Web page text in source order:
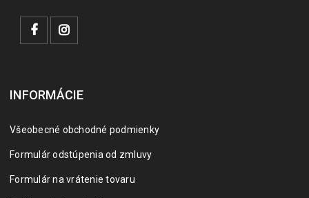
INFORMÁCIE
Všeobecné obchodné podmienky
Formulár odstúpenia od zmluvy
Formulár na vrátenie tovaru